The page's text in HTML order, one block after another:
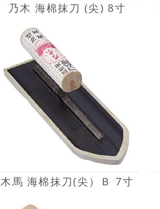
乃木 海棉抹刀 (尖) 8寸
木馬 海棉抹刀(尖）Ｂ 7寸